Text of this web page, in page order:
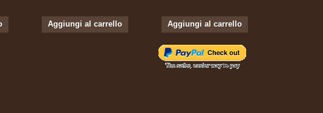
Aggiungi al carrello Aggiungi al carrello